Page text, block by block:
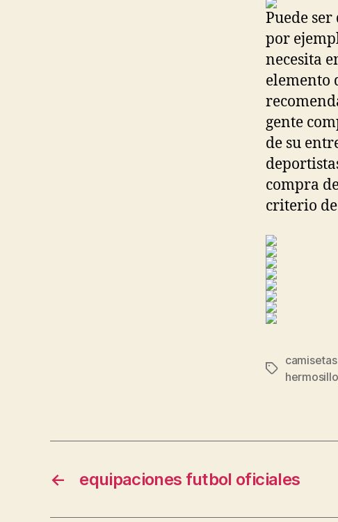
Puede
por
necesita
elemento
gente
de su
compra
criterio
Etiquetashermosillo
← equipaciones futbol oficiales